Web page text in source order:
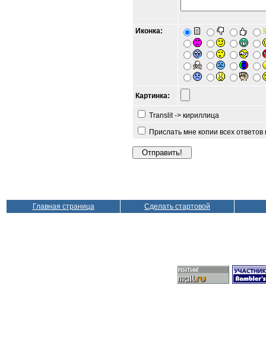
Иконка:
Картинка:
Translit -> кириллица
Прислать мне копии всех
Главная страница Сделать стартовой